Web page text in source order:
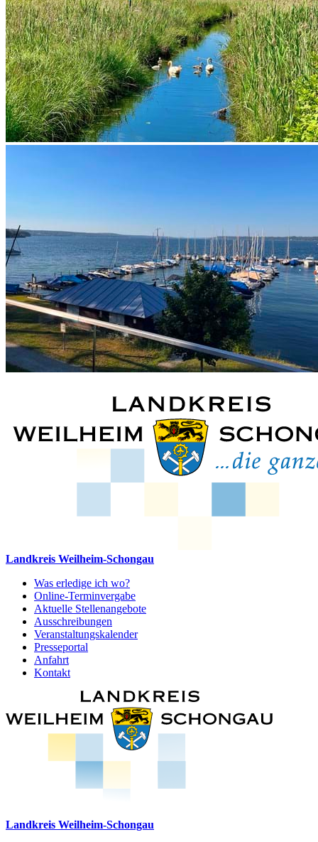
Landkreis Weilheim-Schongau
Was erledige ich wo?
Online-Terminvergabe
Aktuelle Stellenangebote
Ausschreibungen
Veranstaltungskalender
Presseportal
Anfahrt
Kontakt
Landkreis Weilheim-Schongau